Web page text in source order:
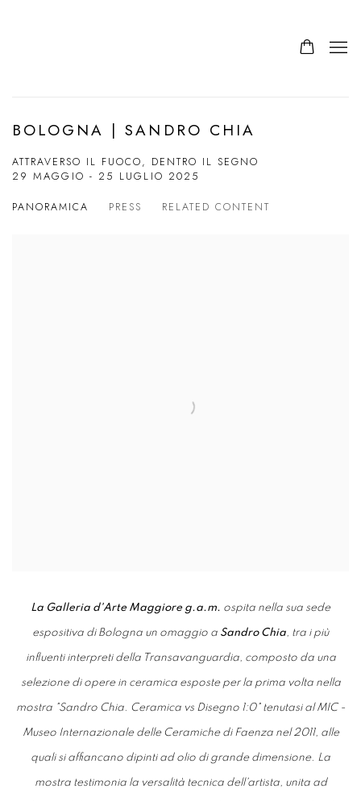
BOLOGNA | SANDRO CHIA
ATTRAVERSO IL FUOCO, DENTRO IL SEGNO
29 MAGGIO - 25 LUGLIO 2025
PANORAMICA PRESS RELATED CONTENT
La Galleria d'Arte Maggiore g.a.m. ospita nella sua sede
espositiva di Bologna un omaggio a Sandro Chia, tra i più
influenti interpreti della Transavanguardia, composto da una
selezione di opere in ceramica esposte per la prima volta nella
mostra "Sandro Chia. Ceramica vs Disegno 1:0" tenutasi al MIC -
Museo Internazionale delle Ceramiche di Faenza nel 2011, alle
quali si affiancano dipinti ad olio di grande dimensione. La
mostra testimonia la versalità tecnica dell'artista, unita ad